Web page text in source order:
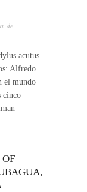
de
acutus
Alfredo
el mundo
cinco